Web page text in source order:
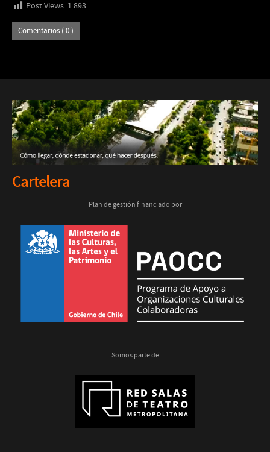
Post Views: 1.893
Comentarios ( 0 )
Cartelera
Plan de gestión financiado por
Somos parte de